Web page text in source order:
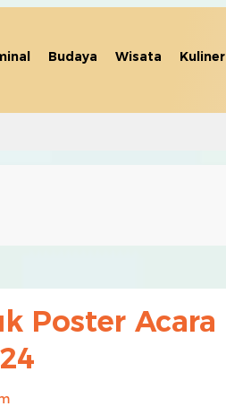
Budaya Wisata Kuliner
Poster Acara